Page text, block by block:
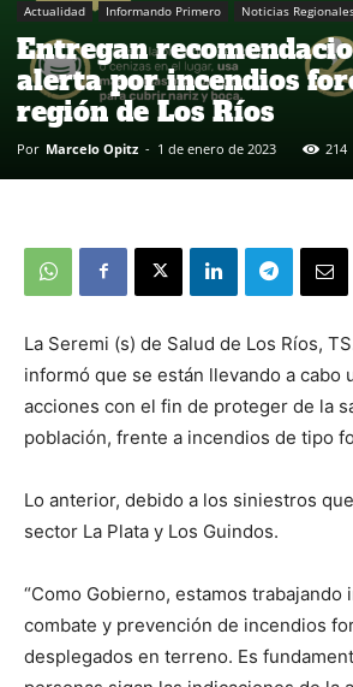
Actualidad Informando Primero Noticias
Entregan
alerta por incendios
región de Los Ríos
Por Marcelo Opitz - 1 de enero de 2023 214
La Seremi (s) de Salud de Los Ríos,
informó que se están llevando a cabo
acciones con el fin de proteger de la
población, frente a incendios de tipo
Lo anterior, debido a los siniestros
sector La Plata y Los Guindos.
“Como Gobierno, estamos trabajando
combate y prevención de incendios
desplegados en terreno. Es